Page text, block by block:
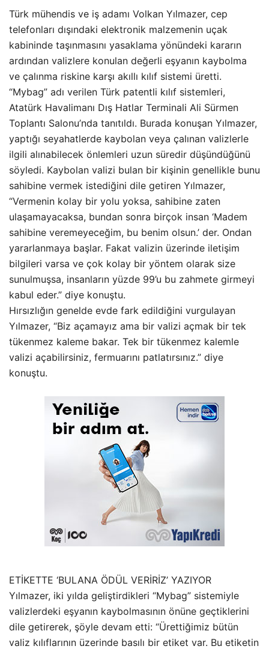
Türk mühendis ve iş adamı Volkan Yılmazer, cep
telefonları dışındaki elektronik malzemenin uçak
kabininde taşınmasını yasaklama yönündeki kararın
ardından valizlere konulan değerli eşyanın kaybolma
ve çalınma riskine karşı akıllı kılıf sistemi üretti.
“Mybag” adı verilen Türk patentli kılıf sistemleri,
Atatürk Havalimanı Dış Hatlar Terminali Ali Sürmen
Toplantı Salonu’nda tanıtıldı. Burada konuşan Yılmazer,
yaptığı seyahatlerde kaybolan veya çalınan valizlerle
ilgili alınabilecek önlemleri uzun süredir düşündüğünü
söyledi. Kaybolan valizi bulan bir kişinin genellikle bunu
sahibine vermek istediğini dile getiren Yılmazer,
“Vermenin kolay bir yolu yoksa, sahibine zaten
ulaşamayacaksa, bundan sonra birçok insan ‘Madem
sahibine veremeyeceğim, bu benim olsun.’ der. Ondan
yararlanmaya başlar. Fakat valizin üzerinde iletişim
bilgileri varsa ve çok kolay bir yöntem olarak size
sunulmuşsa, insanların yüzde 99’u bu zahmete girmeyi
kabul eder.” diye konuştu.
Hırsızlığın genelde evde fark edildiğini vurgulayan
Yılmazer, “Biz açamayız ama bir valizi açmak bir tek
tükenmez kaleme bakar. Tek bir tükenmez kalemle
valizi açabilirsiniz, fermuarını patlatırsınız.” diye
konuştu.
ETİKETTE ‘BULANA ÖDÜL VERİRİZ’ YAZIYOR
Yılmazer, iki yılda geliştirdikleri “Mybag” sistemiyle
valizlerdeki eşyanın kaybolmasının önüne geçtiklerini
dile getirerek, şöyle devam etti: “Ürettiğimiz bütün
valiz kılıflarının üzerinde basılı bir etiket var. Bu etiketin